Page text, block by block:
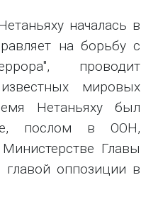
началась в
на борьбу с
проводит
мировых
Нетаньяху был
послом в ООН,
Главы
главой оппозиции в